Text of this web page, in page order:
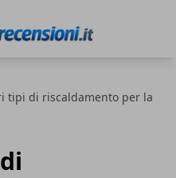
tipi di riscaldamento per la